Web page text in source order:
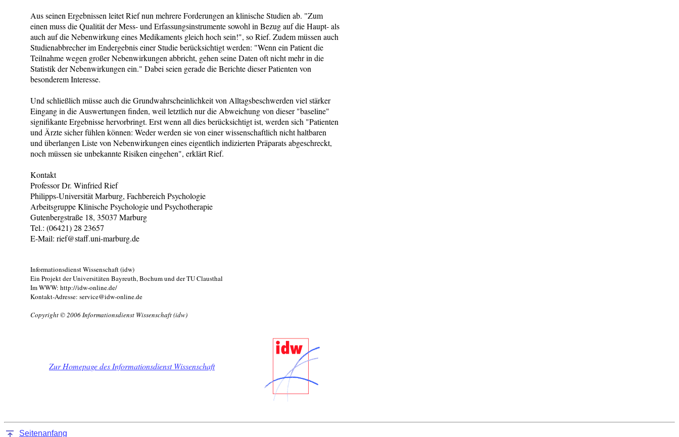
Aus seinen Ergebnissen leitet Rief nun mehrere Forderungen an klinische Studien ab. "Zum
einen muss die Qualität der Mess- und Erfassungsinstrumente sowohl in Bezug auf die Haupt- als
auch auf die Nebenwirkung eines Medikaments gleich hoch sein!", so Rief. Zudem müssen auch
Studienabbrecher im Endergebnis einer Studie berücksichtigt werden: "Wenn ein Patient die
Teilnahme wegen großer Nebenwirkungen abbricht, gehen seine Daten oft nicht mehr in die
Statistik der Nebenwirkungen ein." Dabei seien gerade die Berichte dieser Patienten von
besonderem Interesse.
Und schließlich müsse auch die Grundwahrscheinlichkeit von Alltagsbeschwerden viel stärker
Eingang in die Auswertungen finden, weil letztlich nur die Abweichung von dieser "baseline"
signifikante Ergebnisse hervorbringt. Erst wenn all dies berücksichtigt ist, werden sich "Patienten
und Ärzte sicher fühlen können: Weder werden sie von einer wissenschaftlich nicht haltbaren
und überlangen Liste von Nebenwirkungen eines eigentlich indizierten Präparats abgeschreckt,
noch müssen sie unbekannte Risiken eingehen", erklärt Rief.
Kontakt
Professor Dr. Winfried Rief
Philipps-Universität Marburg, Fachbereich Psychologie
Arbeitsgruppe Klinische Psychologie und Psychotherapie
Gutenbergstraße 18, 35037 Marburg
Tel.: (06421) 28 23657
E-Mail: rief@staff.uni-marburg.de
Informationsdienst Wissenschaft (idw)
Ein Projekt der Universitäten Bayreuth, Bochum und der TU Clausthal
Im WWW: http://idw-online.de/
Kontakt-Adresse: service@idw-online.de
Copyright © 2006 Informationsdienst Wissenschaft (idw)
Zur Homepage des Informationsdienst Wissenschaft
Seitenanfang